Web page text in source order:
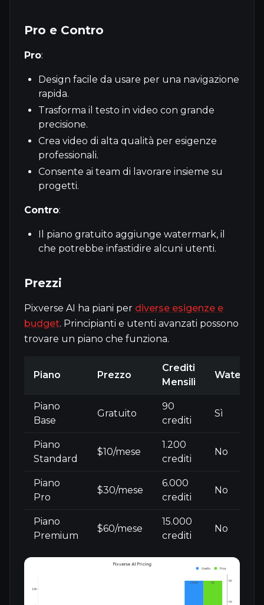
Pro e Contro
Pro:
Design facile da usare per una navigazione
rapida.
Trasforma il testo in video con grande
precisione.
Crea video di alta qualità per esigenze
professionali.
Consente ai team di lavorare insieme su
progetti.
Contro:
Il piano gratuito aggiunge watermark, il
che potrebbe infastidire alcuni utenti.
Prezzi
Pixverse AI ha piani per diverse esigenze e
budget. Principianti e utenti avanzati possono
trovare un piano che funziona.
Piano Prezzo
Crediti
Mensili
Piano
Base
Gratuito
90
crediti
Sì
Piano
Standard
$10/mese
1.200
crediti
No
Piano
Pro
$30/mese
6.000
crediti
No
Piano
Premium
$60/mese
15.000
crediti
No